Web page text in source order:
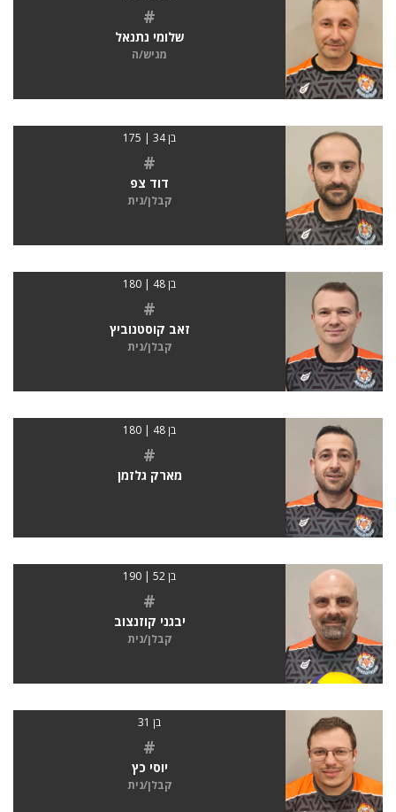
#
שלומי נתנאל
מגיש/ה
בן 34 | 175
#
דוד צפ
קבלן/נית
בן 48 | 180
#
זאב קוסטנוביץ
קבלן/נית
בן 48 | 180
#
מארק גלזמן
בן 52 | 190
#
יבגני קוזנצוב
קבלן/נית
בן 31
#
יוסי כץ
קבלן/נית